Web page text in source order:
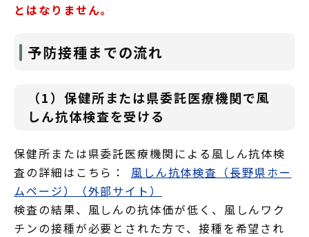
とはなりません。
予防接種までの流れ
（1）保健所または県委託医療機関で風
しん抗体検査を受ける
保健所または県委託医療機関による風しん抗体検
査の詳細はこちら： 風しん抗体検査（長野県ホー
ムページ）（外部サイト）
検査の結果、風しんの抗体価が低く、風しんワク
チンの接種が必要とされた方で、接種を希望され